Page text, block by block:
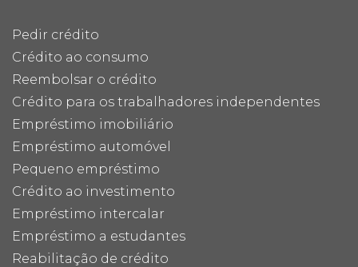
Pedir crédito
Crédito ao consumo
Reembolsar o crédito
Crédito para os trabalhadores independentes
Empréstimo imobiliário
Empréstimo automóvel
Pequeno empréstimo
Crédito ao investimento
Empréstimo intercalar
Empréstimo a estudantes
Reabilitação de crédito